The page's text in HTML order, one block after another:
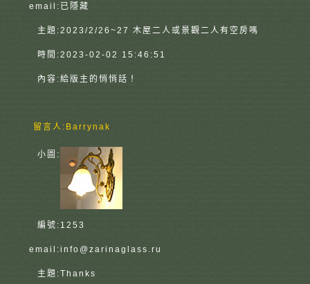
email: 已隱藏
主題:2023/2/26~27 木屋二人或景觀二人有空房嗎
時間:2023-02-02 15:46:51
內容:給版主的悄悄話！
留言人: Barrynak
小圖:
編號: 1253
email:info@zarinaglass.ru
主題:Thanks